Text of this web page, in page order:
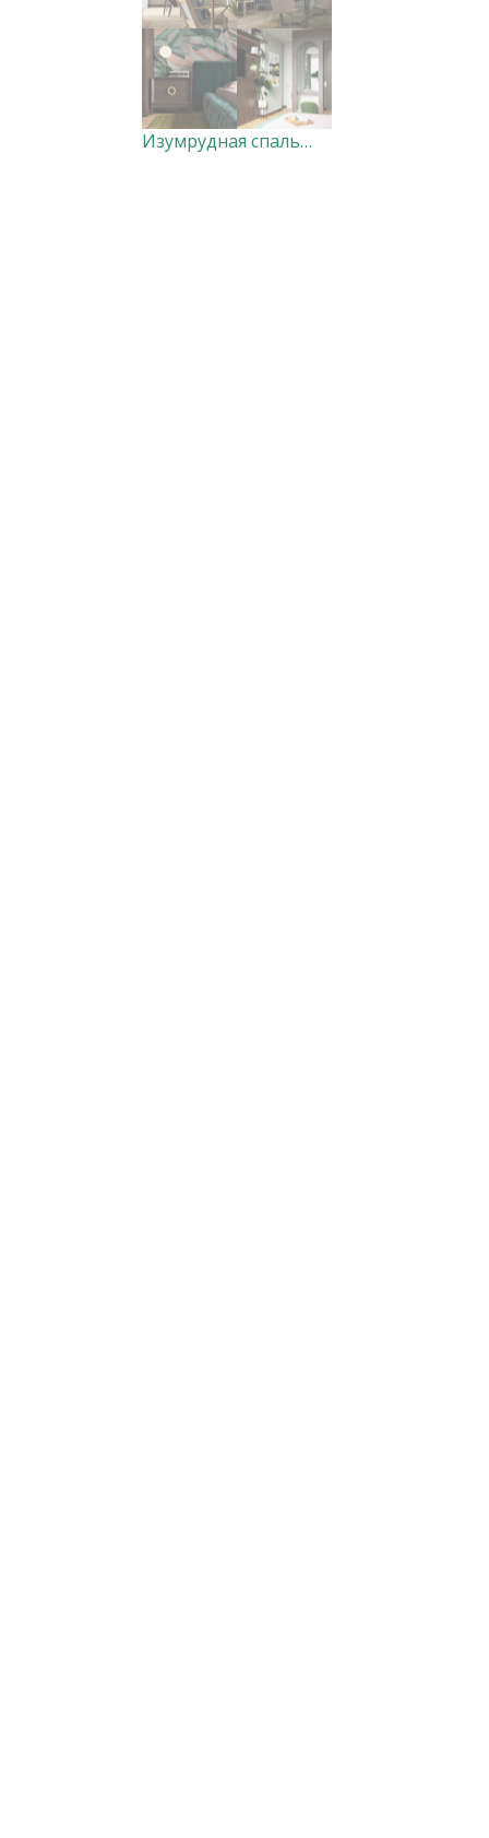
Изумрудная спальня и гостиная